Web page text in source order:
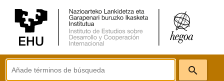
search